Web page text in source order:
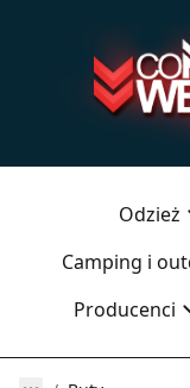
Odzież
Camping i
Producenci